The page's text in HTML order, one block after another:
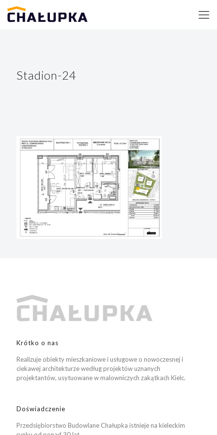
Stadion-24
Krótko o nas
Realizuje obiekty mieszkaniowe i usługowe o nowoczesnej i
ciekawej architekturze według projektów uznanych
projektantów, usytuowane w malowniczych zakątkach Kielc.
Doświadczenie
Przedsiębiorstwo Budowlane Chałupka istnieje na kieleckim